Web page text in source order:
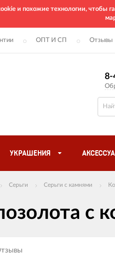
и похожие технологии, чтобы
ОПТ И СП Отзывы
8-
УКРАШЕНИЯ
Серьги Серьги с камнями
с